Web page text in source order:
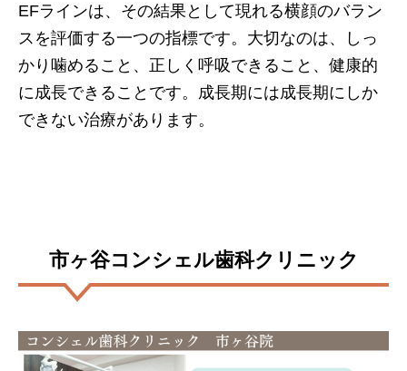
EFラインは、その結果として現れる横顔のバラン
スを評価する一つの指標です。大切なのは、しっ
かり噛めること、正しく呼吸できること、健康的
に成長できることです。成長期には成長期にしか
できない治療があります。
市ヶ谷コンシェル歯科クリニック